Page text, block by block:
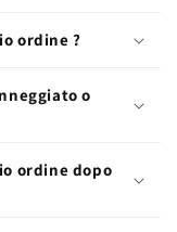
ordine ?
o
ordine dopo